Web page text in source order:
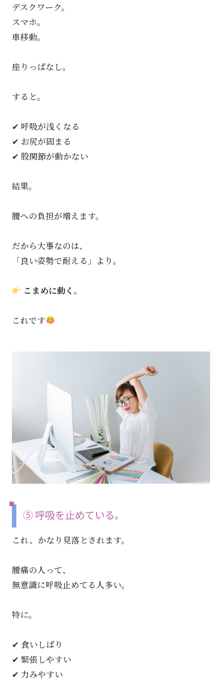
デスクワーク。
スマホ。
車移動。
座りっぱなし。
すると。
✔ 呼吸が浅くなる
✔ お尻が固まる
✔ 股関節が動かない
結果。
腰への負担が増えます。
だから大事なのは、
「良い姿勢で耐える」より。
こまめに動く。
これです
⑤ 呼吸を止めている。
これ、かなり見落とされます。
腰痛の人って、
無意識に呼吸止めてる人多い。
特に。
✔ 食いしばり
✔ 緊張しやすい
✔ 力みやすい